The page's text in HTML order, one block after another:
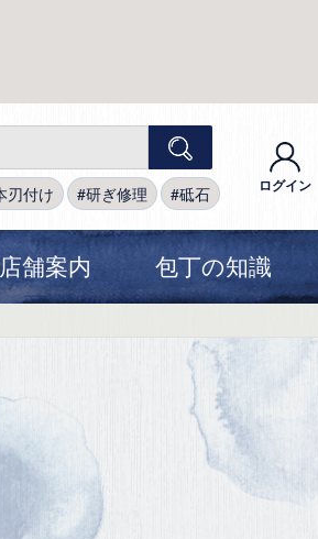
刃付け 研ぎ修理 砥石 ログイン
店舗案内 包丁の知識